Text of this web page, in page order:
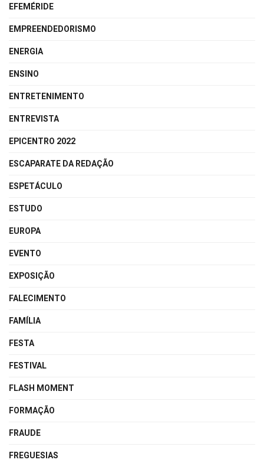
EFEMÉRIDE
EMPREENDEDORISMO
ENERGIA
ENSINO
ENTRETENIMENTO
ENTREVISTA
EPICENTRO 2022
ESCAPARATE DA REDAÇÃO
ESPETÁCULO
ESTUDO
EUROPA
EVENTO
EXPOSIÇÃO
FALECIMENTO
FAMÍLIA
FESTA
FESTIVAL
FLASH MOMENT
FORMAÇÃO
FRAUDE
FREGUESIAS